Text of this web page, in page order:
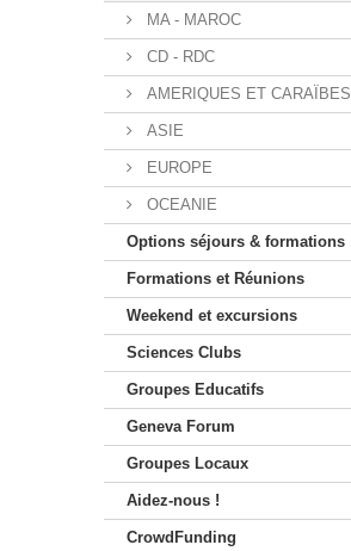
MA - MAROC
CD - RDC
AMERIQUES ET CARAÏBES
ASIE
EUROPE
OCEANIE
Options séjours & formations
Formations et Réunions
Weekend et excursions
Sciences Clubs
Groupes Educatifs
Geneva Forum
Groupes Locaux
Aidez-nous !
CrowdFunding